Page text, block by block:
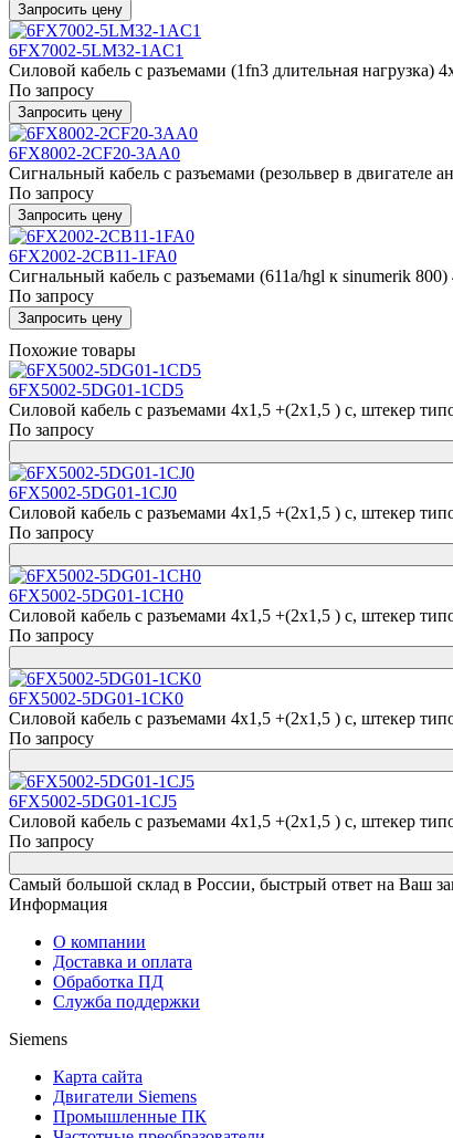
Запросить цену
6FX7002-5LM32-1AC1
Силовой кабель с разъемами (1fn3 длительная нагрузка)
По запросу
Запросить цену
6FX8002-2CF20-3AA0
Сигнальный кабель с разъемами (резольвер в двигателе
По запросу
Запросить цену
6FX2002-2CB11-1FA0
Сигнальный кабель с разъемами (611a/hgl к sinumerik
По запросу
Запросить цену
Похожие товары
6FX5002-5DG01-1CD5
Силовой кабель с разъемами 4x1,5 +(2x1,5 ) c, штекер
По запросу
6FX5002-5DG01-1CJ0
Силовой кабель с разъемами 4x1,5 +(2x1,5 ) c, штекер
По запросу
6FX5002-5DG01-1CH0
Силовой кабель с разъемами 4x1,5 +(2x1,5 ) c, штекер
По запросу
6FX5002-5DG01-1CK0
Силовой кабель с разъемами 4x1,5 +(2x1,5 ) c, штекер
По запросу
6FX5002-5DG01-1CJ5
Силовой кабель с разъемами 4x1,5 +(2x1,5 ) c, штекер
По запросу
Самый большой склад в России, быстрый ответ на Ваш
Информация
О компании
Доставка и оплата
Обработка ПД
Служба поддержки
Siemens
Карта сайта
Двигатели Siemens
Промышленные ПК